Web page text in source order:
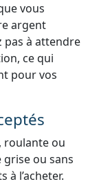
vous
argent
pas à attendre
ce qui
pour vos
roulante ou
grise ou sans
l’acheter.